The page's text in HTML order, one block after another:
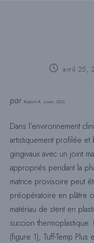
Posteavril 25,
par Robert A. Lowe, DDS
Dans l’environnement
artistiquement profilée
gingivaux avec un joint
appropriés pendant la
matrice provisoire peut
préopératoire en plâtre
matériau de stent en
succion
(figure 1), Tuff-Temp